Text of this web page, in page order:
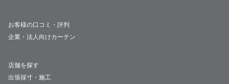
お客様の口コミ・評判
企業・法人向けカーテン
店舗を探す
出張採寸・施工